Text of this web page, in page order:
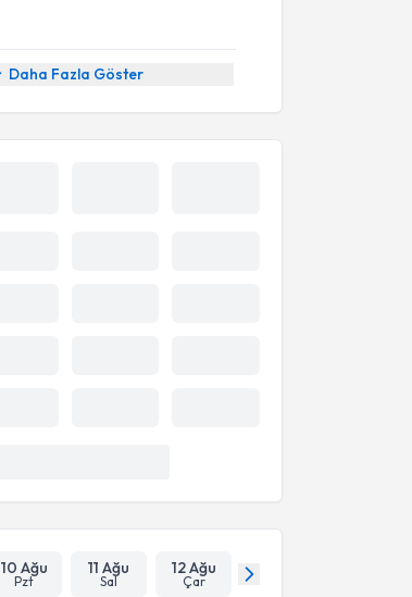
Daha Fazla Göster
10 Ağu
Pzt
11 Ağu
Sal
12 Ağu
Çar